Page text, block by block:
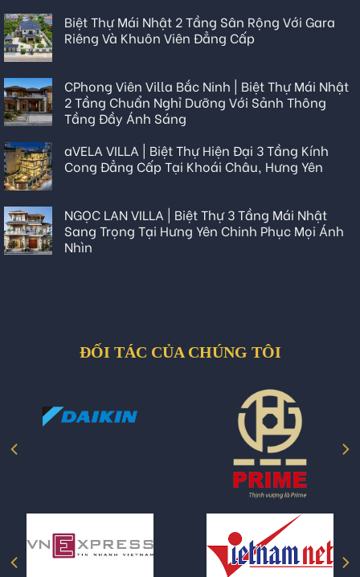
Biệt Thự Mái Nhật 2 Tầng Sân Rộng Với Gara
Riêng Và Khuôn Viên Đẳng Cấp
CPhong Viên Villa Bắc Ninh | Biệt Thự Mái Nhật
2 Tầng Chuẩn Nghỉ Dưỡng Với Sảnh Thông
Tầng Đầy Ánh Sáng
aVELA VILLA | Biệt Thự Hiện Đại 3 Tầng Kính
Cong Đẳng Cấp Tại Khoái Châu, Hưng Yên
NGỌC LAN VILLA | Biệt Thự 3 Tầng Mái Nhật
Sang Trọng Tại Hưng Yên Chinh Phục Mọi Ánh
Nhìn
ĐỐI TÁC CỦA CHÚNG TÔI